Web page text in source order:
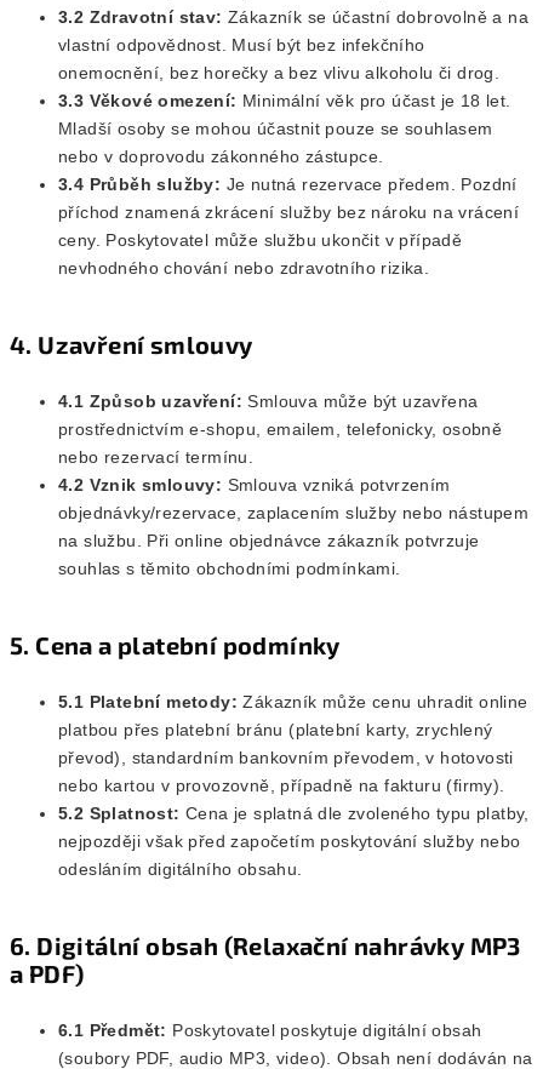
3.2 Zdravotní stav: Zákazník se účastní dobrovolně a na
vlastní odpovědnost. Musí být bez infekčního
onemocnění, bez horečky a bez vlivu alkoholu či drog.
3.3 Věkové omezení: Minimální věk pro účast je 18 let.
Mladší osoby se mohou účastnit pouze se souhlasem
nebo v doprovodu zákonného zástupce.
3.4 Průběh služby: Je nutná rezervace předem. Pozdní
příchod znamená zkrácení služby bez nároku na vrácení
ceny. Poskytovatel může službu ukončit v případě
nevhodného chování nebo zdravotního rizika.
4. Uzavření smlouvy
4.1 Způsob uzavření: Smlouva může být uzavřena
prostřednictvím e-shopu, emailem, telefonicky, osobně
nebo rezervací termínu.
4.2 Vznik smlouvy: Smlouva vzniká potvrzením
objednávky/rezervace, zaplacením služby nebo nástupem
na službu. Při online objednávce zákazník potvrzuje
souhlas s těmito obchodními podmínkami.
5. Cena a platební podmínky
5.1 Platební metody: Zákazník může cenu uhradit online
platbou přes platební bránu (platební karty, zrychlený
převod), standardním bankovním převodem, v hotovosti
nebo kartou v provozovně, případně na fakturu (firmy).
5.2 Splatnost: Cena je splatná dle zvoleného typu platby,
nejpozději však před započetím poskytování služby nebo
odesláním digitálního obsahu.
6. Digitální obsah (Relaxační nahrávky MP3
a PDF)
6.1 Předmět: Poskytovatel poskytuje digitální obsah
(soubory PDF, audio MP3, video). Obsah není dodáván na